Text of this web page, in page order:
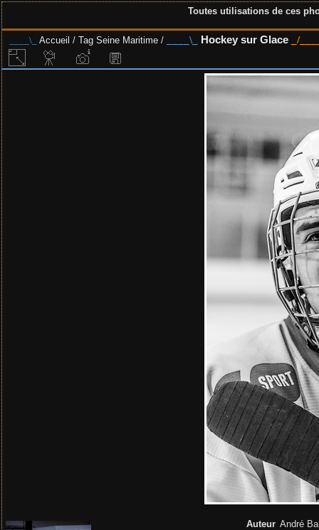
Toutes utilisations de ces
Accueil / Tag Seine Maritime / Hockey sur Glace
Auteur André